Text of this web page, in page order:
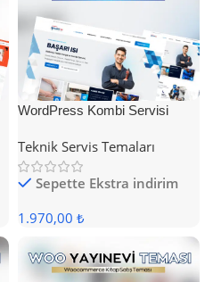
WordPress Kombi Servisi
Teknik Servis Temaları
Sepette Ekstra indirim
1.970,00 ₺